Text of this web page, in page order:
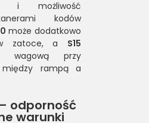
i możliwość
kodów
może dodatkowo
zatoce, a S15
wagową przy
między rampą a
odporność
warunki